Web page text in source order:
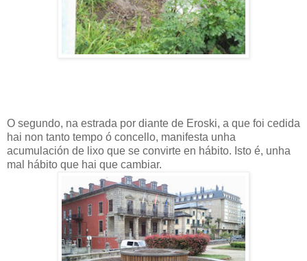
O segundo, na estrada por diante de Eroski, a que foi cedida
hai non tanto tempo ó concello, manifesta unha
acumulación de lixo que se convirte en hábito. Isto é, unha
mal hábito que hai que cambiar.